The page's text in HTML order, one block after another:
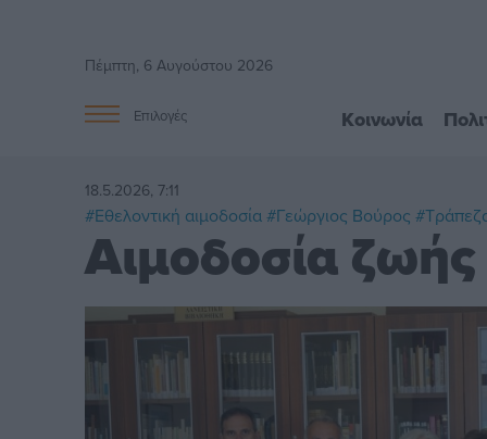
Πέμπτη, 6 Αυγούστου 2026
Επιλογές Κοινωνία
18.5.2026, 7:11
#Εθελοντική αιμοδοσία #Γεώργιος Βούρος
Αιμοδοσία